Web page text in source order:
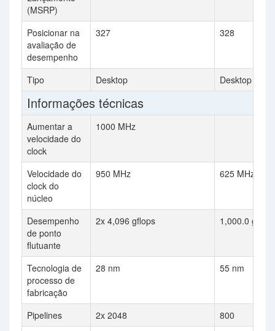
(MSRP)
Posicionar na
avaliação de
desempenho
327 328
Tipo Desktop Desktop
Informações técnicas
Aumentar a
velocidade do
clock
1000 MHz
Velocidade do
clock do
núcleo
950 MHz 625 MHz
Desempenho
de ponto
flutuante
2x 4,096 gflops 1,000.0 gflops
Tecnologia de
processo de
fabricação
28 nm 55 nm
Pipelines 2x 2048
800